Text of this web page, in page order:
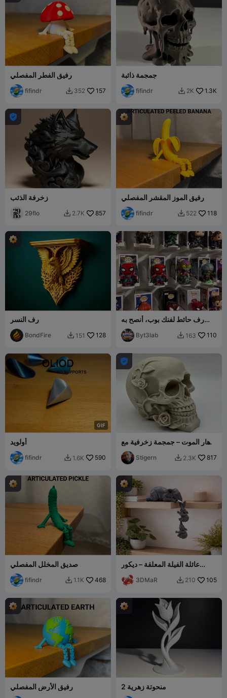
رفيق الفطر المفصلي
fifindr  352 157
جمجمة ذائبة
fifindr  2K 1.3K

زخرفة الذئب
29flo  2.7K 857
رفيق الموز المقشر المفصلي
fifindr  522 118
رف النسر
BondFire  151 128
رف حائط لفنك بوب، أنصح به
Byt3lab  163 110
GIF
أولويد
fifindr  1.6K 590

أزهار الموت – جمجمة زخرفية مع
الورود
Stigern  2.3K 817
صديق المخلل المفصلي
fifindr  1.1K 468
عائلة الفيلة المعلقة – ديكور
3DMaR  210 105
رفيق الأرض المفصلي منحوتة زهرية 2